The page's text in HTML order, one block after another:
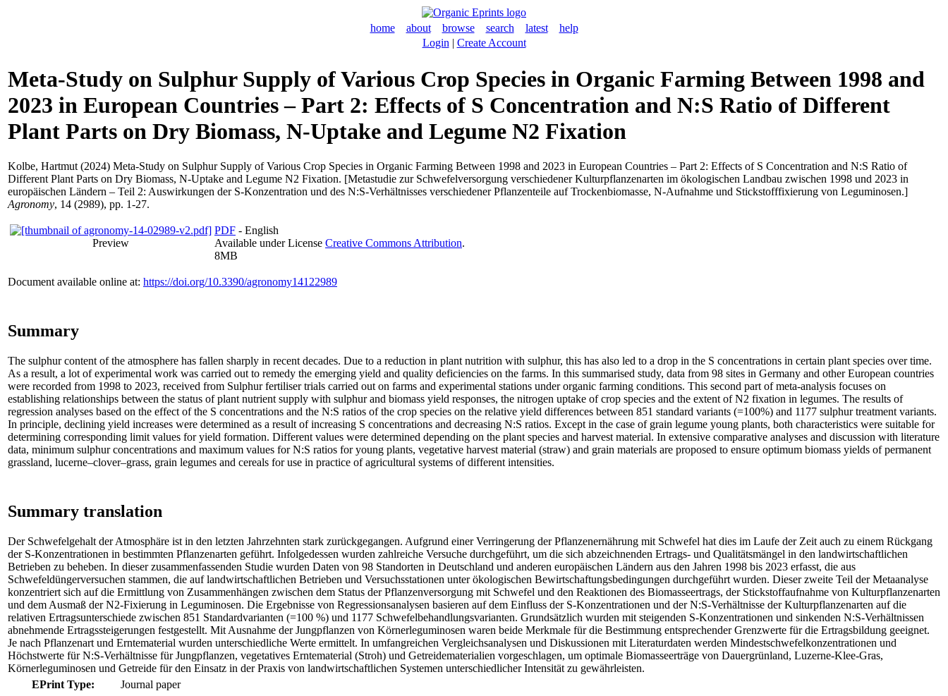
home about browse search latest
help
Login | Create Account
Meta-Study on Sulphur Supply of Various Crop Species in Organic Farming Between 1998 and
2023 in European Countries – Part 2: Effects of S Concentration and N:S Ratio of Different
Plant Parts on Dry Biomass, N-Uptake and Legume N2 Fixation
Kolbe, Hartmut (2024) Meta-Study on Sulphur Supply of Various Crop Species in Organic Farming Between 1998 and 2023 in European Countries – Part 2: Effects of S Concentration and N:S Ratio of
Different Plant Parts on Dry Biomass, N-Uptake and Legume N2 Fixation. [Metastudie zur Schwefelversorgung verschiedener Kulturpflanzenarten im ökologischen Landbau zwischen 1998 und 2023 in
europäischen Ländern – Teil 2: Auswirkungen der S-Konzentration und des N:S-Verhältnisses verschiedener Pflanzenteile auf Trockenbiomasse, N-Aufnahme und Stickstofffixierung von Leguminosen.]
Agronomy, 14 (2989), pp. 1-27.
Preview
PDF - English
Available under License Creative Commons Attribution.
8MB
Document available online at: https://doi.org/10.3390/agronomy14122989
Summary
The sulphur content of the atmosphere has fallen sharply in recent decades. Due to a reduction in plant nutrition with sulphur, this has also led to a drop in the S concentrations in certain plant species over time.
As a result, a lot of experimental work was carried out to remedy the emerging yield and quality deficiencies on the farms. In this summarised study, data from 98 sites in Germany and other European countries
were recorded from 1998 to 2023, received from Sulphur fertiliser trials carried out on farms and experimental stations under organic farming conditions. This second part of meta-analysis focuses on
establishing relationships between the status of plant nutrient supply with sulphur and biomass yield responses, the nitrogen uptake of crop species and the extent of N2 fixation in legumes. The results of
regression analyses based on the effect of the S concentrations and the N:S ratios of the crop species on the relative yield differences between 851 standard variants (=100%) and 1177 sulphur treatment variants.
In principle, declining yield increases were determined as a result of increasing S concentrations and decreasing N:S ratios. Except in the case of grain legume young plants, both characteristics were suitable for
determining corresponding limit values for yield formation. Different values were determined depending on the plant species and harvest material. In extensive comparative analyses and discussion with literature
data, minimum sulphur concentrations and maximum values for N:S ratios for young plants, vegetative harvest material (straw) and grain materials are proposed to ensure optimum biomass yields of permanent
grassland, lucerne–clover–grass, grain legumes and cereals for use in practice of agricultural systems of different intensities.
Summary translation
Der Schwefelgehalt der Atmosphäre ist in den letzten Jahrzehnten stark zurückgegangen. Aufgrund einer Verringerung der Pflanzenernährung mit Schwefel hat dies im Laufe der Zeit auch zu einem Rückgang
der S-Konzentrationen in bestimmten Pflanzenarten geführt. Infolgedessen wurden zahlreiche Versuche durchgeführt, um die sich abzeichnenden Ertrags- und Qualitätsmängel in den landwirtschaftlichen
Betrieben zu beheben. In dieser zusammenfassenden Studie wurden Daten von 98 Standorten in Deutschland und anderen europäischen Ländern aus den Jahren 1998 bis 2023 erfasst, die aus
Schwefeldüngerversuchen stammen, die auf landwirtschaftlichen Betrieben und Versuchsstationen unter ökologischen Bewirtschaftungsbedingungen durchgeführt wurden. Dieser zweite Teil der Metaanalyse
konzentriert sich auf die Ermittlung von Zusammenhängen zwischen dem Status der Pflanzenversorgung mit Schwefel und den Reaktionen des Biomasseertrags, der Stickstoffaufnahme von Kulturpflanzenarten
und dem Ausmaß der N2-Fixierung in Leguminosen. Die Ergebnisse von Regressionsanalysen basieren auf dem Einfluss der S-Konzentrationen und der N:S-Verhältnisse der Kulturpflanzenarten auf die
relativen Ertragsunterschiede zwischen 851 Standardvarianten (=100 %) und 1177 Schwefelbehandlungsvarianten. Grundsätzlich wurden mit steigenden S-Konzentrationen und sinkenden N:S-Verhältnissen
abnehmende Ertragssteigerungen festgestellt. Mit Ausnahme der Jungpflanzen von Körnerleguminosen waren beide Merkmale für die Bestimmung entsprechender Grenzwerte für die Ertragsbildung geeignet.
Je nach Pflanzenart und Erntematerial wurden unterschiedliche Werte ermittelt. In umfangreichen Vergleichsanalysen und Diskussionen mit Literaturdaten werden Mindestschwefelkonzentrationen und
Höchstwerte für N:S-Verhältnisse für Jungpflanzen, vegetatives Erntematerial (Stroh) und Getreidematerialien vorgeschlagen, um optimale Biomasseerträge von Dauergrünland, Luzerne-Klee-Gras,
Körnerleguminosen und Getreide für den Einsatz in der Praxis von landwirtschaftlichen Systemen unterschiedlicher Intensität zu gewährleisten.
EPrint Type:
Journal paper